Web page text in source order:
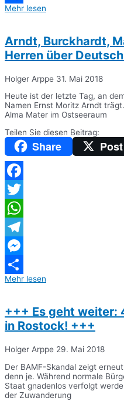
Teilen
Mehr lesen
Arndt, Burckhardt,
Herren über
Holger Arppe 31. Mai 2018
Heute ist der letzte Tag, an
Namen Ernst Moritz Arndt
Alma Mater im Ostseeraum
Teilen Sie diesen Beitrag:
Share Post
Facebook
Twitter
WhatsApp
Telegram
Messenger
Teilen
Mehr lesen
+++ Es geht weiter:
in Rostock! +++
Holger Arppe 29. Mai 2018
Der BAMF-Skandal zeigt
denn je. Während normale
Staat gnadenlos verfolgt
der Zuwanderung